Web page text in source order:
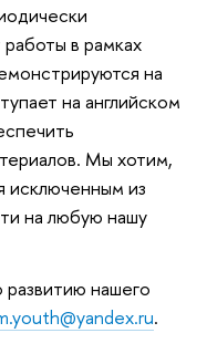
в рамках
на
на английском
Мы хотим,
исключенным из
на любую нашу
нашего
.